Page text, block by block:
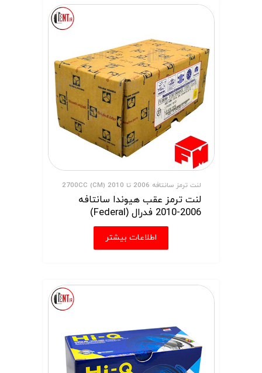
لنت ترمز سانتافه 2006 تا 2010 (CM) 2700CC
لنت ترمز عقب هیوندا سانتافه
2006-2010 فدرال (Federal)
اطلاعات بیشتر